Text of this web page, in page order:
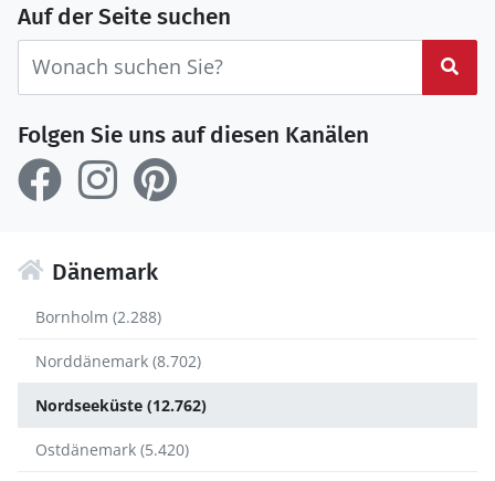
Auf der Seite suchen
Folgen Sie uns auf diesen Kanälen
Dänemark
Bornholm (2.288)
Norddänemark (8.702)
Nordseeküste (12.762)
Ostdänemark (5.420)